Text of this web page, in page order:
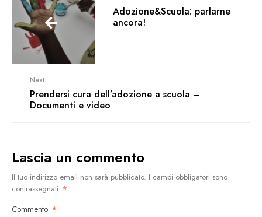
Adozione&Scuola: parlarne
ancora!
Next:
Prendersi cura dell’adozione a scuola –
Documenti e video
Lascia un commento
Il tuo indirizzo email non sarà pubblicato. I campi obbligatori sono
contrassegnati *
Commento *